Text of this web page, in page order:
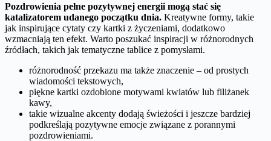
Pozdrowienia pełne pozytywnej energii mogą stać się
katalizatorem udanego początku dnia. Kreatywne formy, takie
jak inspirujące cytaty czy kartki z życzeniami, dodatkowo
wzmacniają ten efekt. Warto poszukać inspiracji w różnorodnych
źródłach, takich jak tematyczne tablice z pomysłami.
różnorodność przekazu ma także znaczenie – od prostych
wiadomości tekstowych,
piękne kartki ozdobione motywami kwiatów lub filiżanek
kawy,
takie wizualne akcenty dodają świeżości i jeszcze bardziej
podkreślają pozytywne emocje związane z porannymi
pozdrowieniami.